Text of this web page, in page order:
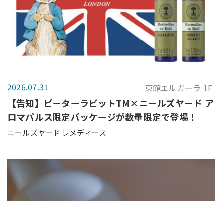
2026.07.31 東館エルガーラ 1F
【告知】ピーターラビットTM×ニールズヤード ア
ロマパルス限定パッケージが数量限定で登場！
ニールズヤード レメディース